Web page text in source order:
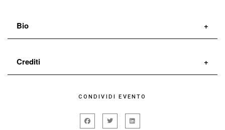
Bio
Danza con l’Ensemble di Micha Van Hoecke. Lavora
quindi con Dorky Park/ Constanza Macras, Compagnia
(Ljubljana), compagnia Ambra Senatore. Nel 2009 è
Crediti
di e conClaudia Catarzi
con il sostegno diFondazione Teatro Metastasio
CONDIVIDI EVENTO